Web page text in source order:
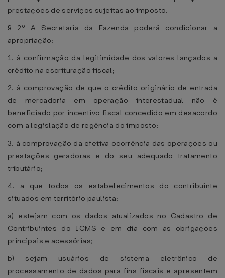
prestações de serviços sujeitas ao imposto.
§ 2º A Secretaria da Fazenda poderá condicionar a
apropriação:
1. à confirmação da legitimidade dos valores lançados a
crédito na escrituração fiscal;
2. à comprovação de que o crédito originário de entrada
de mercadoria em operação interestadual não é
beneficiado por incentivo fiscal concedido em desacordo
com a legislação de regência do imposto;
3. à comprovação da efetiva ocorrência das operações ou
prestações geradoras e do seu adequado tratamento
tributário;
4. a que todos os estabelecimentos do contribuinte
situados em território paulista:
a) estejam com os dados atualizados no Cadastro de
Contribuintes do ICMS e em dia com as obrigações
principais e acessórias;
b) sejam usuários de sistema eletrônico de
processamento de dados para fins fiscais e apresentem